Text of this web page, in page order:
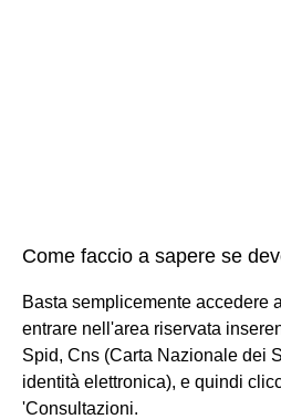
Come faccio a sapere se
Basta semplicemente accedere
entrare nell'area riservata
Spid, Cns (Carta Nazionale dei
identità elettronica), e quindi
'Consultazioni.